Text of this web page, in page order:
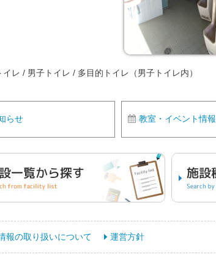
イレ / 男子トイレ / 多目的トイレ（男子トイレ内）
らせ 教室・イベント情報
報の取り扱いについて 運営方針